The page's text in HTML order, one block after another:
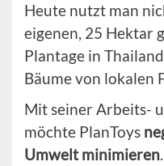
Heute nutzt man
eigenen, 25 Hektar
Plantage in
Bäume von lokalen
Mit seiner Arbeits-
möchte PlanToys
Umwelt minimieren